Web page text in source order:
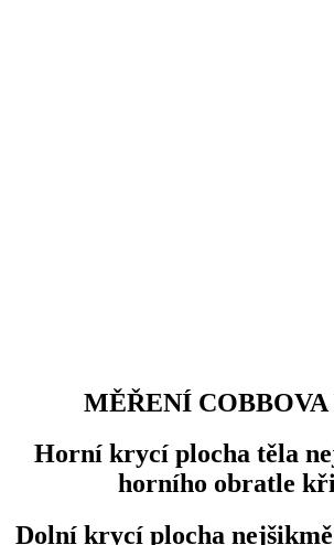
MĚŘENÍ
Horní krycí plocha těla
horního obratle
Dolní krycí plocha